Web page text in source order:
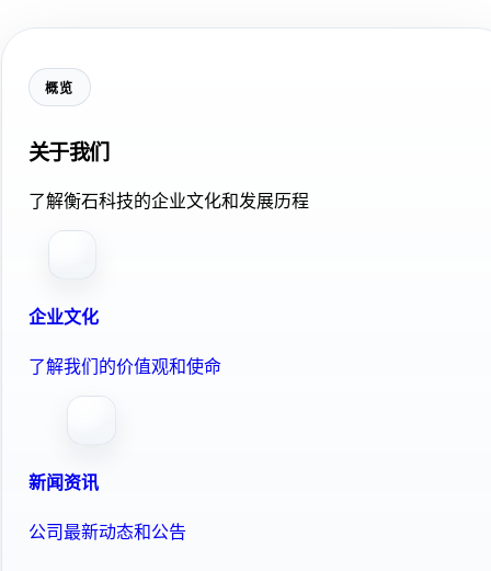
概览
关于我们
了解衡石科技的企业文化和发展历程
企业文化
了解我们的价值观和使命
新闻资讯
公司最新动态和公告